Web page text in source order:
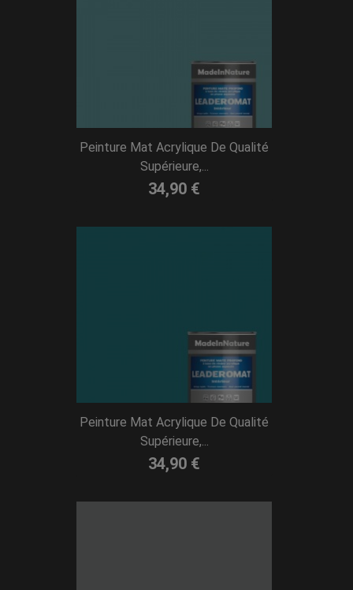
Peinture Mat Acrylique De Qualité
Supérieure,...
34,90 €
Peinture Mat Acrylique De Qualité
Supérieure,...
34,90 €